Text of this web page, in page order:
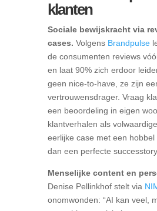
klanten
Sociale bewijskracht via
cases. Volgens Brandpulse
de consumenten reviews
en laat 90% zich erdoor
geen nice-to-have, ze zijn
vertrouwensdrager. Vraag
een beoordeling in eigen
klantverhalen als
eerlijke case met een
dan een perfecte successtory.
Menselijke content en
Denise Pellinkhof stelt via
onomwonden: “AI kan veel,